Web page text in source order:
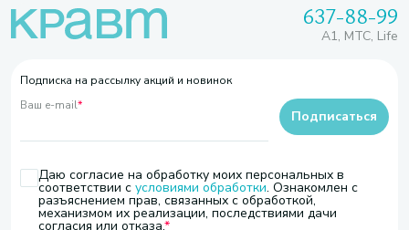
637-88-99
A1, МТС, Life
Подписка на рассылку акций и новинок
Ваш e-mail*
Даю согласие на обработку моих персональных в
соответствии с условиями обработки. Ознакомлен с
разъяснением прав, связанных с обработкой,
механизмом их реализации, последствиями дачи
согласия или отказа.
Подписаться